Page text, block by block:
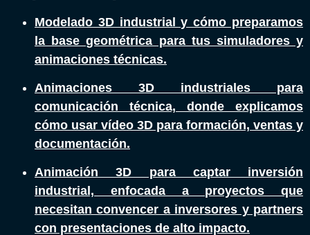
Modelado 3D industrial y cómo preparamos
la base geométrica para tus simuladores y
animaciones técnicas.
Animaciones 3D industriales para
comunicación técnica, donde explicamos
cómo usar vídeo 3D para formación, ventas y
documentación.
Animación 3D para captar inversión
industrial, enfocada a proyectos que
necesitan convencer a inversores y partners
con presentaciones de alto impacto.